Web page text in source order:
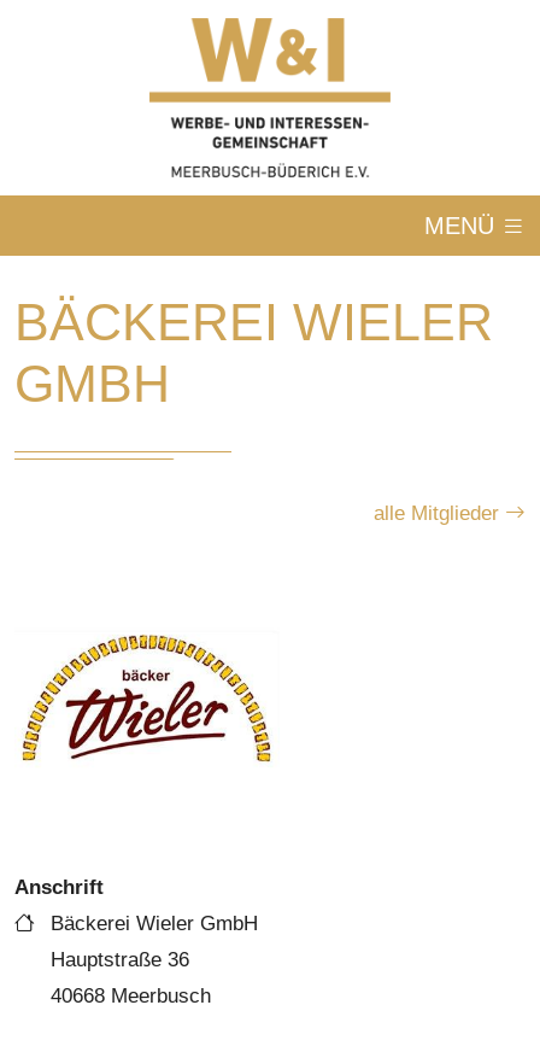
MENÜ
BÄCKEREI WIELER
GMBH
alle Mitglieder
Anschrift
Bäckerei Wieler GmbH
Hauptstraße 36
40668 Meerbusch